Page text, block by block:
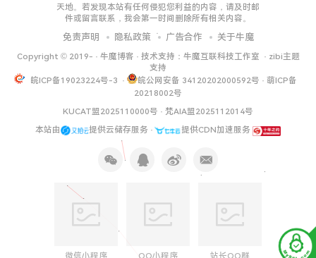
天地。若发现本站有任何侵犯您利益的内容，请及时邮
件或留言联系，我会第一时间删除所有相关内容。
免责声明 隐私政策 广告合作 关于牛魔
Copyright © 2019- · 牛魔博客 · 技术支持： 牛魔互联科技工作室 · zibi主题
支持
皖ICP备19023224号-3 · 皖公网安备 34120202000592号 · 萌ICP备
20218002号
KUCAT盟2025110000号 · 梵AIA盟2025112014号
本站由
提供云储存服务 · 提供CDN加速服务
微信小程序 QQ小程序 站长QQ群